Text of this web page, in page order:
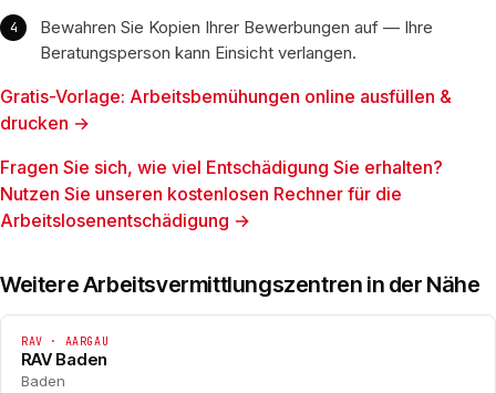
Bewahren Sie Kopien Ihrer Bewerbungen auf — Ihre
Beratungsperson kann Einsicht verlangen.
Gratis-Vorlage: Arbeitsbemühungen online ausfüllen &
drucken →
Fragen Sie sich, wie viel Entschädigung Sie erhalten?
Nutzen Sie unseren kostenlosen Rechner für die
Arbeitslosenentschädigung →
Weitere Arbeitsvermittlungszentren in der Nähe
RAV · AARGAU
RAV Baden
Baden